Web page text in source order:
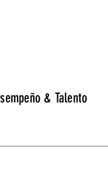
& Talento